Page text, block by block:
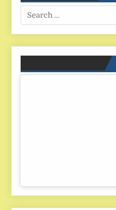
Search
for: